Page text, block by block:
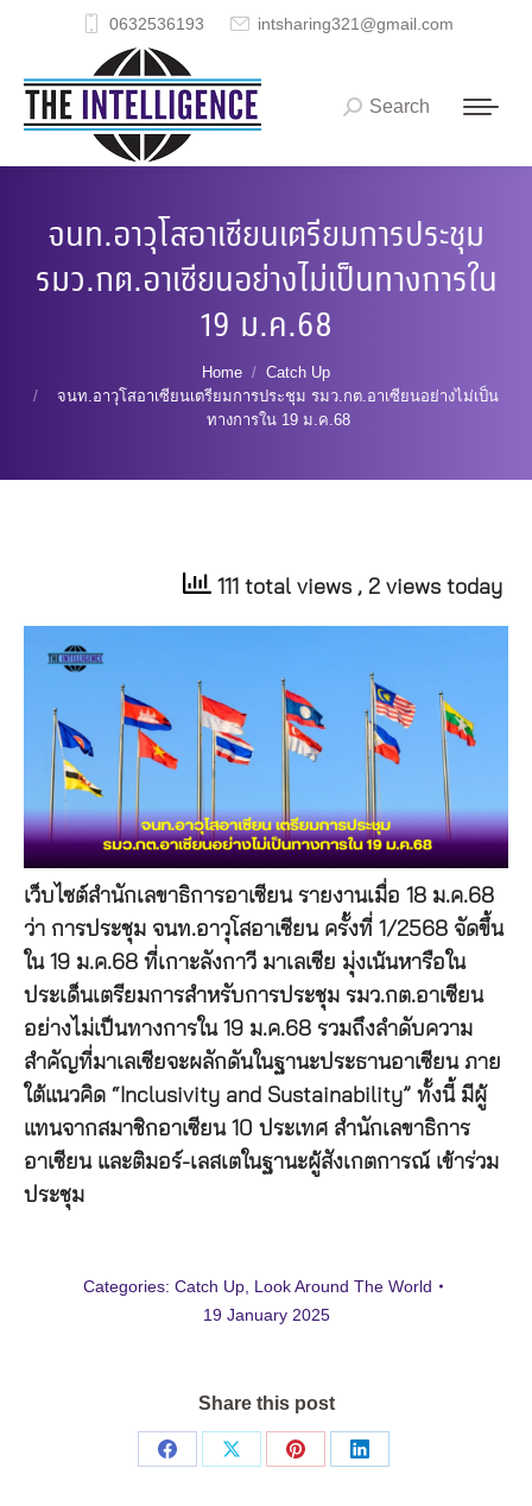
0632536193 intsharing321@gmail.com
Search:
Search
จนท.อาวุโสอาเซียนเตรียมการประชุม
รมว.กต.อาเซียนอย่างไม่เป็นทางการใน
19 ม.ค.68
Home
Catch Up
จนท.อาวุโสอาเซียนเตรียมการประชุม รมว.กต.อาเซียนอย่างไม่เป็น
ทางการใน 19 ม.ค.68
111 total views , 2 views today
เว็บไซต์สำนักเลขาธิการอาเซียน รายงานเมื่อ 18 ม.ค.68
ว่า การประชุม จนท.อาวุโสอาเซียน ครั้งที่ 1/2568 จัดขึ้น
ใน 19 ม.ค.68 ที่เกาะลังกาวี มาเลเซีย มุ่งเน้นหารือใน
ประเด็นเตรียมการสำหรับการประชุม รมว.กต.อาเซียน
อย่างไม่เป็นทางการใน 19 ม.ค.68 รวมถึงลำดับความ
สำคัญที่มาเลเซียจะผลักดันในฐานะประธานอาเซียน ภาย
ใต้แนวคิด “Inclusivity and Sustainability” ทั้งนี้ มีผู้
แทนจากสมาชิกอาเซียน 10 ประเทศ สำนักเลขาธิการ
อาเซียน และติมอร์-เลสเตในฐานะผู้สังเกตการณ์ เข้าร่วม
ประชุม
Categories: Catch Up, Look Around The World
19 January 2025
Share this post
Share
Share
Share
Share